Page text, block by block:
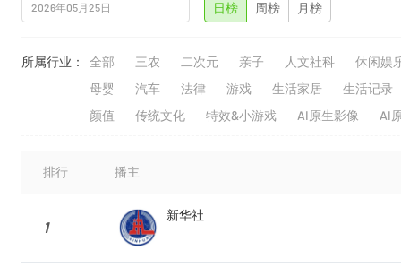
日榜 周榜 月榜
所属行业： 全部 三农 二次元 亲子 人文社科
休闲娱
母婴
汽车 法律 游戏 生活家居
生活记录
颜值
传统文化 特效&小游戏 AI原生影像 AI
排行 播主
1
新华社